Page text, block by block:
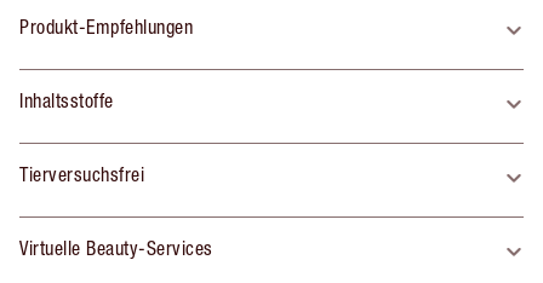
Produkt-Empfehlungen
Inhaltsstoffe
Tierversuchsfrei
Virtuelle Beauty-Services